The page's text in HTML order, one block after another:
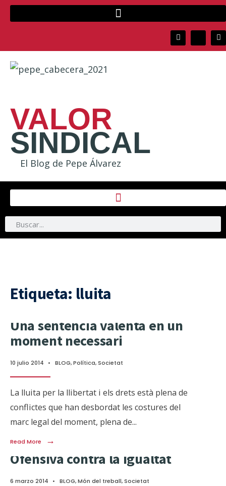
VALOR
SINDICAL
El Blog de Pepe Álvarez
Etiqueta: lluita
Una sentència valenta en un
moment necessari
10 julio 2014 • BLOG,Política,Societat
La lluita per la llibertat i els drets està plena de
conflictes que han desbordat les costures del
marc legal del moment, plena de...
Read More →
Ofensiva contra la igualtat
6 marzo 2014 • BLOG,Món del treball,Societat